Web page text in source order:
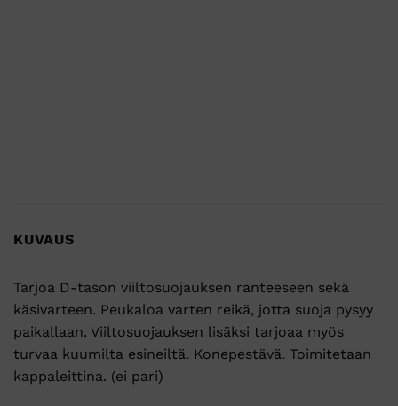
KUVAUS
Tarjoa D-tason viiltosuojauksen ranteeseen sekä
käsivarteen. Peukaloa varten reikä, jotta suoja pysyy
paikallaan. Viiltosuojauksen lisäksi tarjoaa myös
turvaa kuumilta esineiltä. Konepestävä. Toimitetaan
kappaleittina. (ei pari)